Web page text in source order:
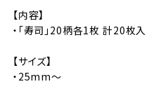
【内容】
・「寿司」20柄各1枚 計20枚入
【サイズ】
・25mm～